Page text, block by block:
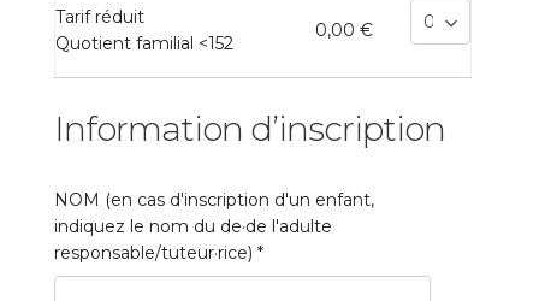
Tarif réduit
Quotient familial <152
0,00 €
Information d’inscription
NOM (en cas d'inscription d'un enfant,
indiquez le nom du de·de l'adulte
responsable/tuteur·rice) *